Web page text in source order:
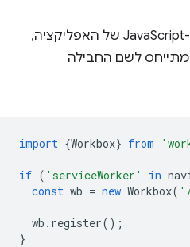
לאחר מכן, באחד מקובצי ה-JavaScript של האפליקציה,
לשם החבילה
import {Workbox} from
if ( 'serviceWorker' in
const wb = new Workbox(
wb . register();
}